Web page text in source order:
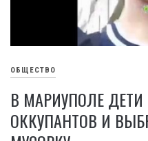
ОБЩЕСТВО
В МАРИУПОЛЕ
ОККУПАНТОВ И